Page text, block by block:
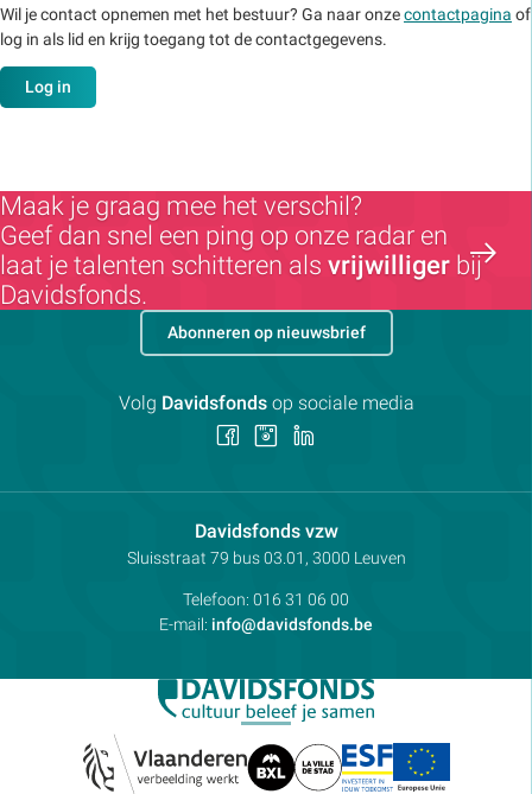
Wil je contact opnemen met het bestuur? Ga naar onzecontactpagina of
log in als lid en krijg toegang tot de contactgegevens.
Log in
Maak je graag mee het verschil?
Geef dan snel een ping op onze radar en
laat je talenten schitteren als vrijwilliger bij
Davidsfonds.
Davidsfonds vzwContactpersoon:
Adres:
Sluisstraat 79 bus 03.01, 3000 Leuven
Telefoon: 016 31 06 00
E-mail: info@davidsfonds.be
Abonneren op nieuwsbrief
Volg Davidsfondsop sociale media
Volg Volg